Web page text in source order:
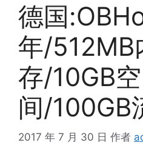
德国
年/512MB
存/10GB空
间/100GB
2017 年 7 月 30 日 作者